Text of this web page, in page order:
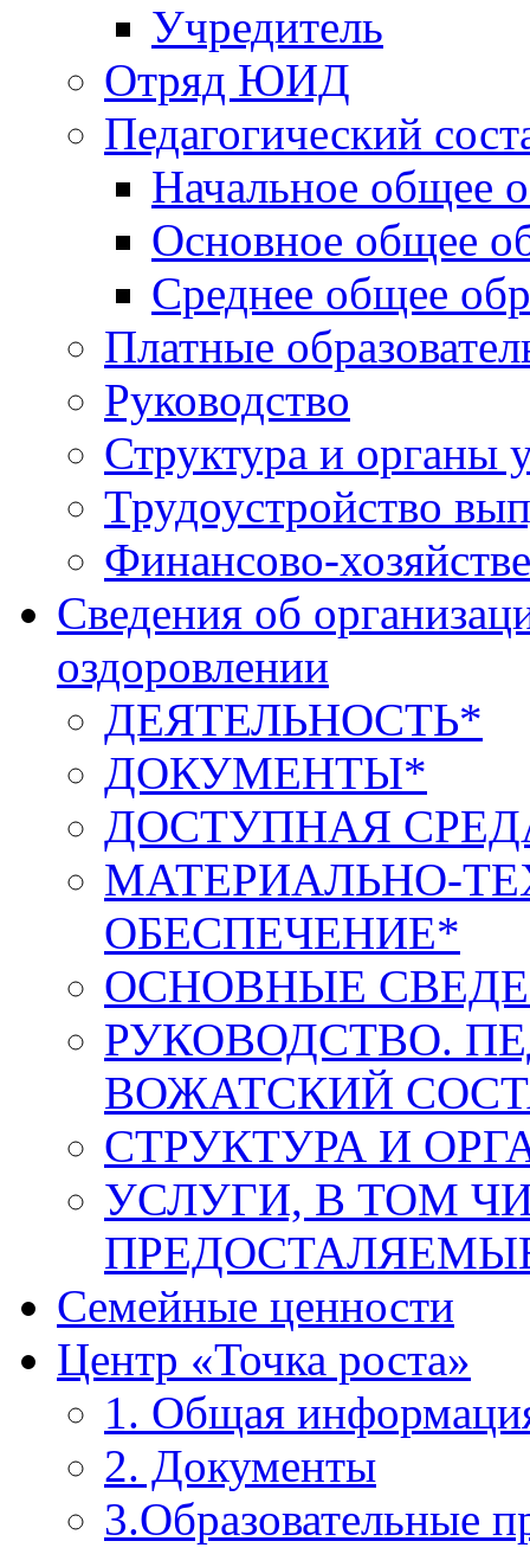
Учредитель
Отряд ЮИД
Педагогический
Начальное общее
Основное общее
Среднее общее
Платные
Руководство
Структура и органы
Трудоустройство
Финансово-
Сведения об
оздоровлении
ДЕЯТЕЛЬНОСТЬ*
ДОКУМЕНТЫ*
ДОСТУПНАЯ
МАТЕРИАЛЬНО-
ОБЕСПЕЧЕНИЕ*
ОСНОВНЫЕ
РУКОВОДСТВО.
ВОЖАТСКИЙ
СТРУКТУРА И
УСЛУГИ, В ТОМ
Семейные ценности
Центр «Точка роста»
1. Общая
2. Документы
3.Образовательные